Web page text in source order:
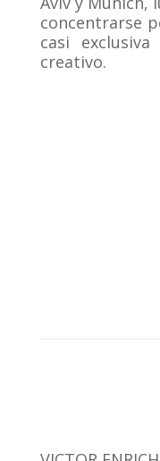
concentrarse
casi
creativo.